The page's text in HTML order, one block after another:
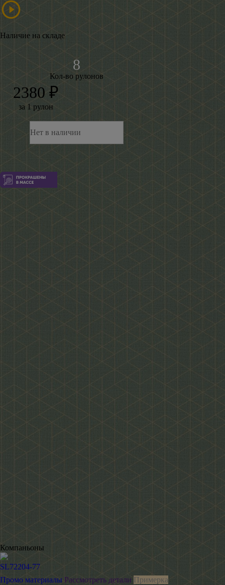
Наличие на складе
Кол-во рулонов
2380 ₽
за 1 рулон
Нет в наличии
Компаньоны
SL72204-77
Промо материалы Рассмотреть детали Примерка